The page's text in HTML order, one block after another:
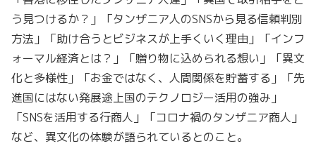
う見つけるか？」「タンザニア人のSNSから見る信頼判別
方法」「助け合うとビジネスが上手くいく理由」「インフ
ォーマル経済とは？」「贈り物に込められる想い」「異文
化と多様性」「お金ではなく、人間関係を貯蓄する」「先
進国にはない発展途上国のテクノロジー活用の強み」
「SNSを活用する行商人」「コロナ禍のタンザニア商人」
など、異文化の体験が語られているとのこと。